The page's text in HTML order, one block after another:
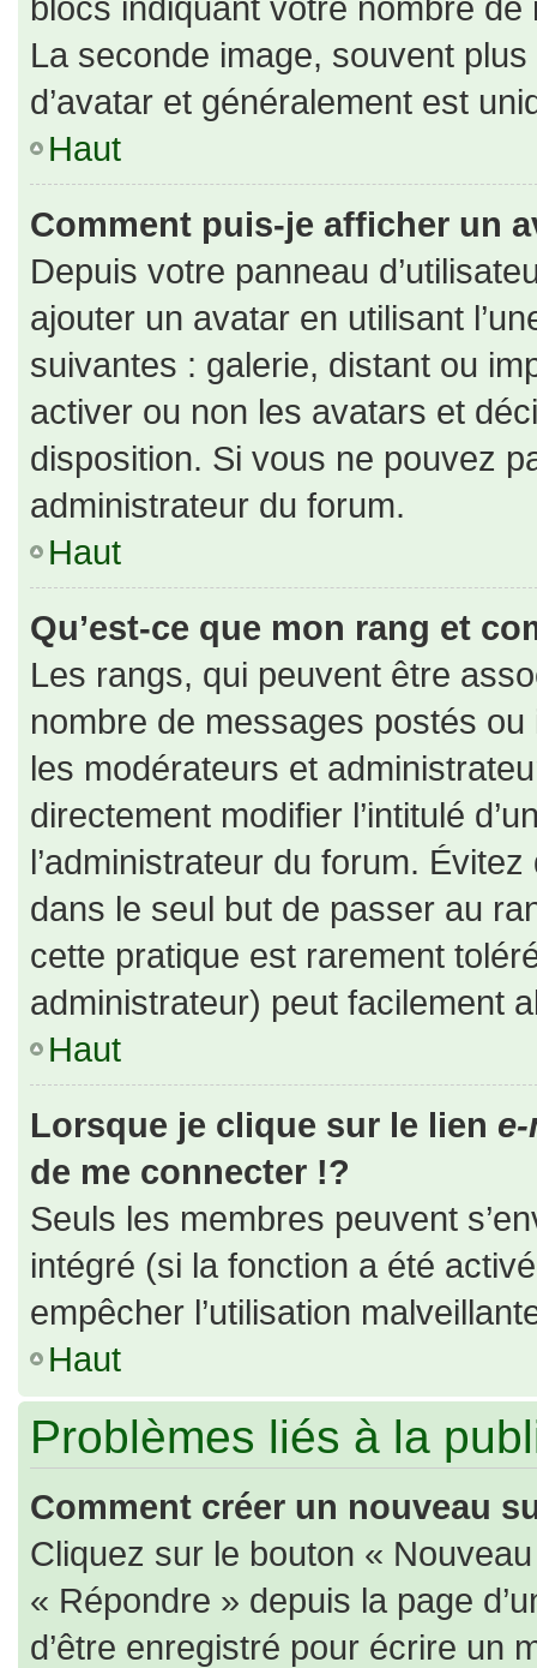
La seconde image, souvent
d’avatar et généralement est
Haut
Comment puis-je afficher un
Depuis votre panneau
ajouter un avatar en utilisant
suivantes : galerie, distant ou
activer ou non les avatars et
disposition. Si vous ne pouvez
administrateur du forum.
Haut
Qu’est-ce que mon rang et
Les rangs, qui peuvent être
nombre de messages postés
les modérateurs et
directement modifier l’intitulé
l’administrateur du forum.
dans le seul but de passer au
cette pratique est rarement
administrateur) peut facilement
Haut
Lorsque je clique sur le lien
de me connecter !?
Seuls les membres peuvent
intégré (si la fonction a été
empêcher l’utilisation
Haut
Problèmes liés à la
Comment créer un nouveau
Cliquez sur le bouton «
« Répondre » depuis la page
d’être enregistré pour écrire un